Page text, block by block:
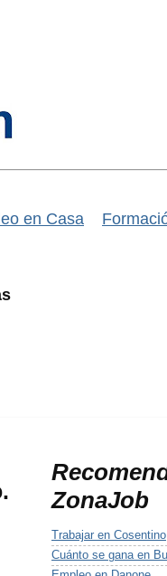
en Casa
ZonaJob
Trabajar en Cosentino
Cuánto se gana en